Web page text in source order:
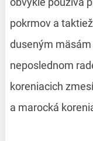
pokrmov a
duseným
neposlednom
koreniacich
a marocká